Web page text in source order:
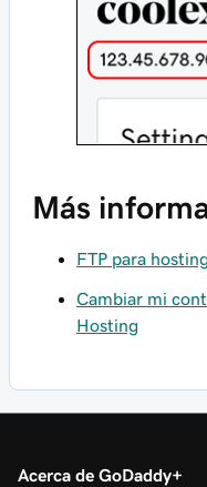
Más
FTP para
Cambiar mi
Hosting
Acerca de GoDaddy